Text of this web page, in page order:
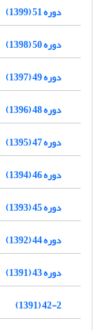
دوره 51 (1399)
دوره 50 (1398)
دوره 49 (1397)
دوره 48 (1396)
دوره 47 (1395)
دوره 46 (1394)
دوره 45 (1393)
دوره 44 (1392)
دوره 43 (1391)
42-2 (1391)